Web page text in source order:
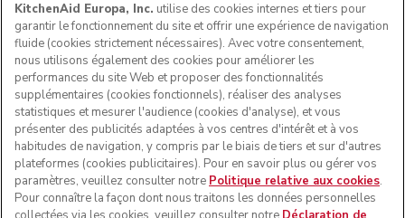
© KitchenAid 2026 - Tous droits réservés. KitchenAid et la
forme du robot pâtissier multifonction sont des marques
KitchenAid Europa, Inc. utilise des cookies internes et tiers pour
garantir le fonctionnement du site et offrir une expérience de navigation
fluide (cookies strictement nécessaires). Avec votre consentement,
nous utilisons également des cookies pour améliorer les
performances du site Web et proposer des fonctionnalités
supplémentaires (cookies fonctionnels), réaliser des analyses
statistiques et mesurer l'audience (cookies d'analyse), et vous
présenter des publicités adaptées à vos centres d'intérêt et à vos
habitudes de navigation, y compris par le biais de tiers et sur d'autres
plateformes (cookies publicitaires). Pour en savoir plus ou gérer vos
paramètres, veuillez consulter notre Politique relative aux cookies.
Pour connaître la façon dont nous traitons les données personnelles